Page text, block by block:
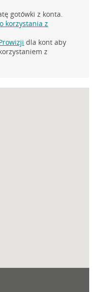
gotówki z konta.
korzystania z
dla kont aby
z